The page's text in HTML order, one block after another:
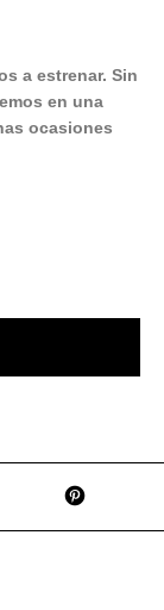
a estrenar. Sin
en una
ocasiones